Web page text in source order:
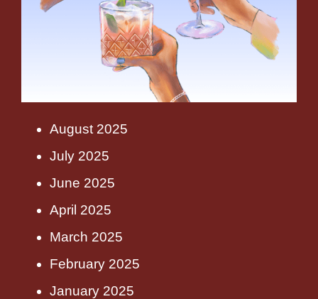
August 2025
July 2025
June 2025
April 2025
March 2025
February 2025
January 2025